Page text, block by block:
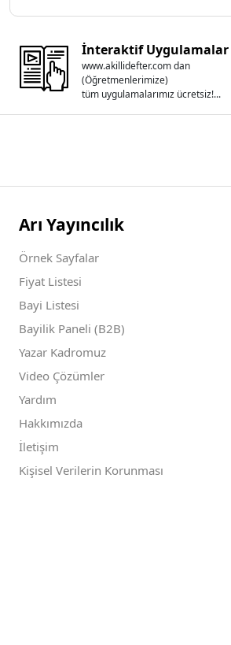
İnteraktif Uygulamalar
www.akillidefter.com dan
(Öğretmenlerimize)
tüm uygulamalarımız ücretsiz!...
Arı Yayıncılık
Örnek Sayfalar
Fiyat Listesi
Bayi Listesi
Bayilik Paneli (B2B)
Yazar Kadromuz
Video Çözümler
Yardım
Hakkımızda
İletişim
Kişisel Verilerin Korunması